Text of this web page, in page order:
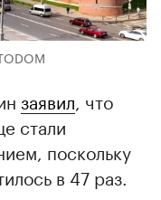
заявил, что
стали
поскольку
в 47 раз.